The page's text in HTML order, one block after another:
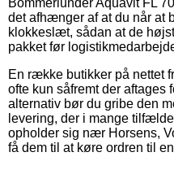
det afhænger af at du når at
klokkeslæt, sådan at de
pakket før
En række butikker på nettet
ofte kun såfremt der aftages
alternativ bør du gribe den
levering, der i mange
opholder sig nær Horsens,
få dem til at køre ordren til